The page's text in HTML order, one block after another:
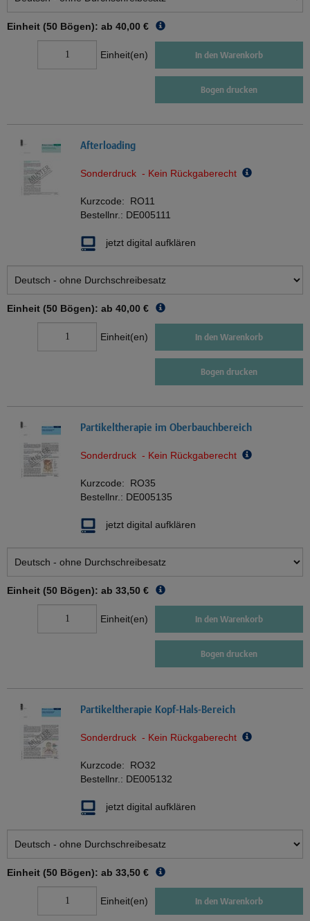
Einheit (50 Bögen): ab 40,00 €
Einheit(en) In den Warenkorb
Bogen drucken
Afterloading
Sonderdruck - Kein Rückgaberecht
Kurzcode: RO11
Bestellnr.: DE005111
jetzt digital aufklären
Einheit (50 Bögen): ab 40,00 €
Einheit(en) In den Warenkorb
Bogen drucken
Partikeltherapie im Oberbauchbereich
Sonderdruck - Kein Rückgaberecht
Kurzcode: RO35
Bestellnr.: DE005135
jetzt digital aufklären
Einheit (50 Bögen): ab 33,50 €
Einheit(en) In den Warenkorb
Bogen drucken
Partikeltherapie Kopf-Hals-Bereich
Sonderdruck - Kein Rückgaberecht
Kurzcode: RO32
Bestellnr.: DE005132
jetzt digital aufklären
Einheit (50 Bögen): ab 33,50 €
Einheit(en) In den Warenkorb